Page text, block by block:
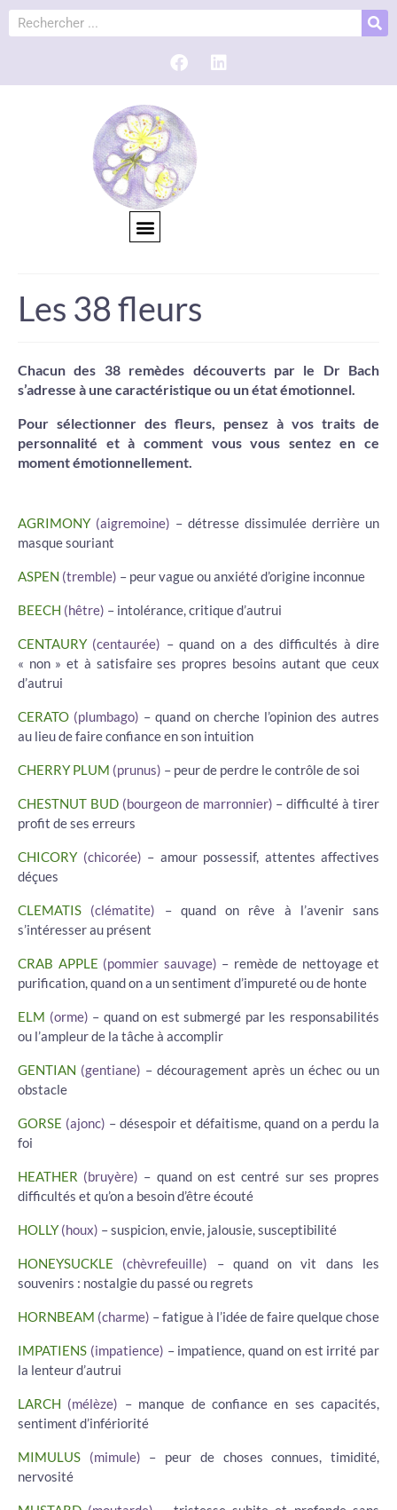
Les 38 fleurs
Chacun des 38 remèdes découverts par le Dr Bach
s’adresse à une caractéristique ou un état émotionnel.
Pour sélectionner des fleurs, pensez à vos traits de
personnalité et à comment vous vous sentez en ce
moment émotionnellement.
AGRIMONY (aigremoine) – détresse dissimulée derrière un
masque souriant
ASPEN (tremble) – peur vague ou anxiété d’origine inconnue
BEECH (hêtre) – intolérance, critique d’autrui
CENTAURY (centaurée) – quand on a des difficultés à dire
« non » et à satisfaire ses propres besoins autant que ceux
d’autrui
CERATO (plumbago) – quand on cherche l’opinion des autres
au lieu de faire confiance en son intuition
CHERRY PLUM (prunus) – peur de perdre le contrôle de soi
CHESTNUT BUD (bourgeon de marronnier) – difficulté à tirer
profit de ses erreurs
CHICORY (chicorée) – amour possessif, attentes affectives
déçues
CLEMATIS (clématite) – quand on rêve à l’avenir sans
s’intéresser au présent
CRAB APPLE (pommier sauvage) – remède de nettoyage et
purification, quand on a un sentiment d’impureté ou de honte
ELM (orme) – quand on est submergé par les responsabilités
ou l’ampleur de la tâche à accomplir
GENTIAN (gentiane) – découragement après un échec ou un
obstacle
GORSE (ajonc) – désespoir et défaitisme, quand on a perdu la
foi
HEATHER (bruyère) – quand on est centré sur ses propres
difficultés et qu’on a besoin d’être écouté
HOLLY (houx) – suspicion, envie, jalousie, susceptibilité
HONEYSUCKLE (chèvrefeuille) – quand on vit dans les
souvenirs : nostalgie du passé ou regrets
HORNBEAM (charme) – fatigue à l’idée de faire quelque chose
IMPATIENS (impatience) – impatience, quand on est irrité par
la lenteur d’autrui
LARCH (mélèze) – manque de confiance en ses capacités,
sentiment d’infériorité
MIMULUS (mimule) – peur de choses connues, timidité,
nervosité